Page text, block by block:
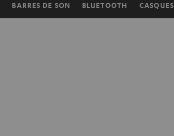
BARRES DE SON BLUETOOTH CASQUES